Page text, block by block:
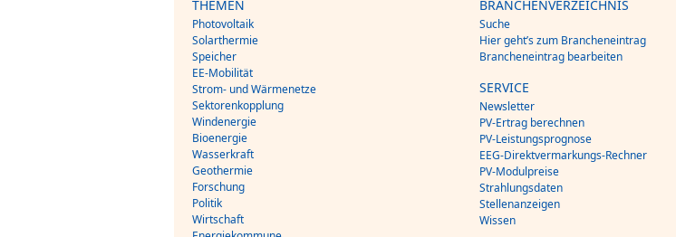
THEMEN
Photovoltaik
Solarthermie
Speicher
EE-Mobilität
Strom- und Wärmenetze
Sektorenkopplung
Windenergie
Bioenergie
Wasserkraft
Geothermie
Forschung
Politik
Wirtschaft
BRANCHENVERZEICHNIS
Suche
Hier geht’s zum Brancheneintrag
Brancheneintrag bearbeiten
SERVICE
Newsletter
PV-Ertrag berechnen
PV-Leistungsprognose
EEG-Direktvermarkungs-Rechner
PV-Modulpreise
Strahlungsdaten
Stellenanzeigen
Wissen